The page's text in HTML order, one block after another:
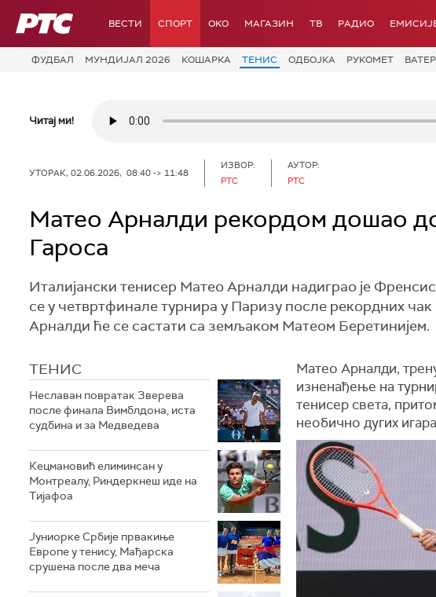
РТС ВЕСТИ СПОРТ OKO МАГАЗИН ТВ РАДИО
ФУДБАЛ МУНДИЈАЛ 2026 КОШАРКА ТЕНИС ОДБОЈКА РУКОМЕТ
Читај ми!
УТОРАК, 02.06.2026, 08:40 -> 11:48
ИЗВОР:
РТС
АУТОР:
РТС
Матео Арналди рекордом дошао
Гароса
Италијански тенисер Матео Арналди надиграо је
се у четвртфинале турнира у Паризу после рекордних
Арналди ће се састати са земљаком Матеом Беретинијем.
ТЕНИС
Неславан повратак Зверева
после финала Вимблдона, иста
судбина и за Медведева
Кецмановић елиминсан у
Монтреалу, Риндеркнеш иде на
Тијафоа
Јуниорке Србије првакиње
Европе у тенису, Мађарска
срушена после два меча
Матео Арналди,
изненађење на
тенисер света,
необично дугих